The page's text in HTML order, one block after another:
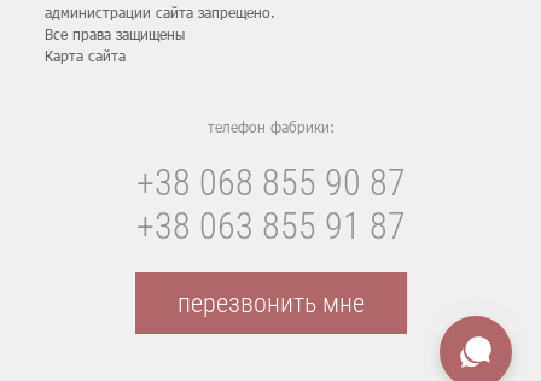
администрации сайта запрещено.
Все права защищены
Карта сайтa
телефон фабрики:
+38 068 855 90 87
+38 063 855 91 87
перезвонить мне